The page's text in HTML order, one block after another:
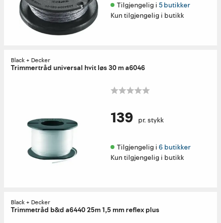
Tilgjengelig i 5 butikker
Kun tilgjengelig i butikk
Black + Decker
Trimmertråd universal hvit løs 30 m a6046
139 pr. stykk
Tilgjengelig i 6 butikker
Kun tilgjengelig i butikk
Black + Decker
Trimmetråd b&d a6440 25m 1,5 mm reflex plus